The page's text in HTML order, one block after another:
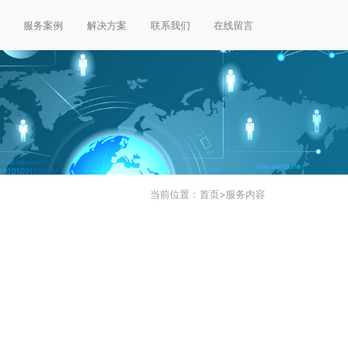
服务案例 解决方案 联系我们 在线留言
当前位置： 首页>服务内容